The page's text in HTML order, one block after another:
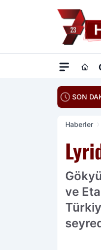
SON
Haberler
ve